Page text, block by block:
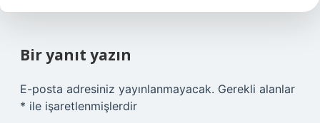
Bir yanıt yazın
E-posta adresiniz yayınlanmayacak. Gerekli alanlar
* ile işaretlenmişlerdir